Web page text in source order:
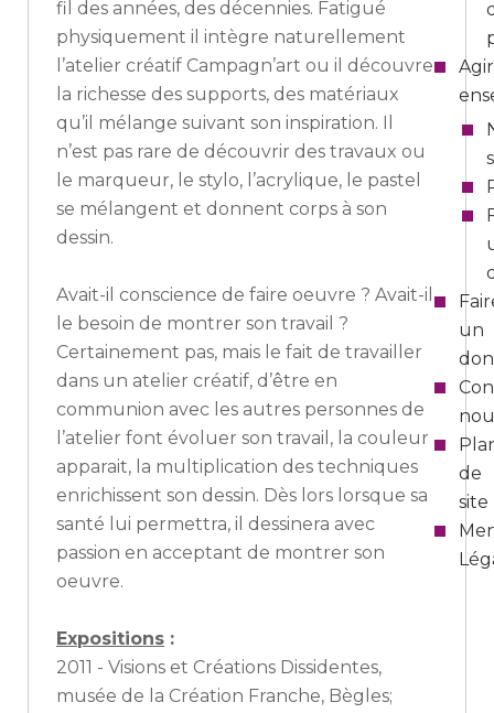
Agir
un
don
de
site
fil des années, des décennies. Fatigué
physiquement il intègre naturellement
l’atelier créatif Campagn’art ou il découvre
la richesse des supports, des matériaux
qu’il mélange suivant son inspiration. Il
n’est pas rare de découvrir des travaux ou
le marqueur, le stylo, l’acrylique, le pastel
se mélangent et donnent corps à son
dessin.
Avait-il conscience de faire oeuvre ? Avait-il
le besoin de montrer son travail ?
Certainement pas, mais le fait de travailler
dans un atelier créatif, d’être en
communion avec les autres personnes de
l’atelier font évoluer son travail, la couleur
apparait, la multiplication des techniques
enrichissent son dessin. Dès lors lorsque sa
santé lui permettra, il dessinera avec
passion en acceptant de montrer son
oeuvre.
Expositions :
2011 - Visions et Créations Dissidentes,
musée de la Création Franche, Bègles;